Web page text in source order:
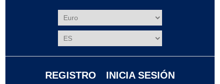
REGISTRO INICIA SESIÓN